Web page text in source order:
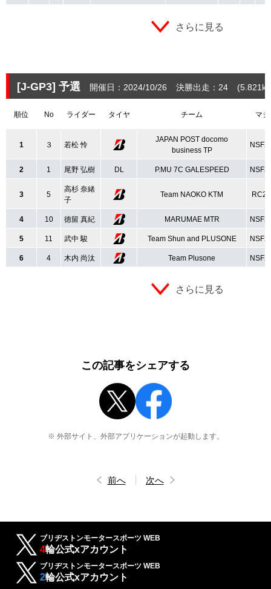
さらに見る
[J-GP3] 予選 開催日：2024/10/26 決勝出走：24 (5.821
順位 No ライダー タイヤ チーム マ
1 ３ 若松 怜
JAPAN POST docomo
business TP
2 1 尾野 弘樹 DL P.MU 7C GALESPEED
3 5
高杉 奈緒
子
Team NAOKO KTM
4 10 徳留 真紀 MARUMAE MTR
5 11 武中 駿 Team Shun and PLUSONE
6 4 木内 尚汰 Team Plusone
さらに見る
この記事をシェアする
※ 外部サイト、外部アプリケーションが起動します。
前へ 次へ
ブリヂストンモータースポーツ WEB
4輪公式xアカウント
ブリヂストンモータースポーツ WEB
2輪公式xアカウント